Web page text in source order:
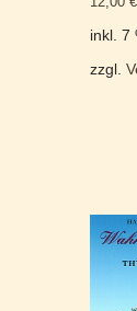
inkl. 7
zzgl.